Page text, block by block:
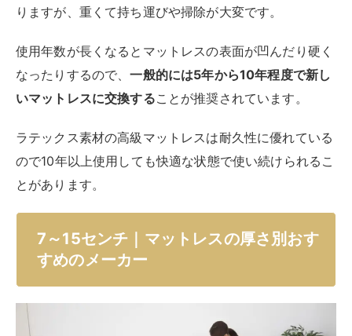
マットレスの厚さは、自分の体型や好みに合わせて最適
な厚さを見つけるのが大切です。ここからは、マットレ
スの厚さ別におすすめのメーカーや商品を紹介します。
レス製品からおすすめのものをご紹介しましょう。
厚さ7～15センチのマットレスは、どのメーカーも軽量
かつコンパクトなデザインにこだわりながら、十分な寝
心地を追求しています。シンプルながらも高品質な製品
が多いので、一人暮らしやコンパクトな寝室でも快適で
す。